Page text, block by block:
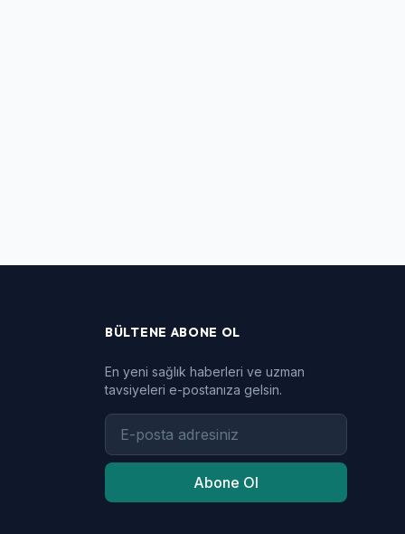
BÜLTENE ABONE OL
En yeni sağlık haberleri ve uzman
tavsiyeleri e-postanıza gelsin.
Abone Ol